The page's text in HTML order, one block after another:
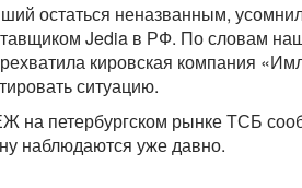
остаться неназванным,
Jedia в РФ. По словам
кировская компания
ситуацию.
на петербургском рынке ТСБ
наблюдаются уже давно.